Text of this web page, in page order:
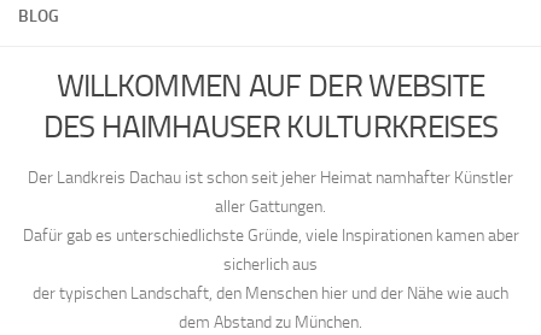
BLOG
WILLKOMMEN AUF DER WEBSITE
DES HAIMHAUSER KULTURKREISES
Der Landkreis Dachau ist schon seit jeher Heimat namhafter Künstler
aller Gattungen.
Dafür gab es unterschiedlichste Gründe, viele Inspirationen kamen aber
sicherlich aus
der typischen Landschaft, den Menschen hier und der Nähe wie auch
dem Abstand zu München.